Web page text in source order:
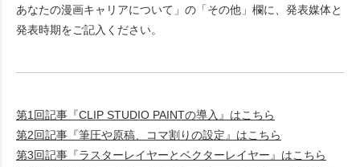
あなたの漫画キャリアについて」の「その他」欄に、発表媒体と
発表時期をご記入ください。
第1回記事『CLIP STUDIO PAINTの導入』はこちら
第2回記事『筆圧や原稿、コマ割りの設定』はこちら
第3回記事『ラスターレイヤーとベクターレイヤー』はこちら